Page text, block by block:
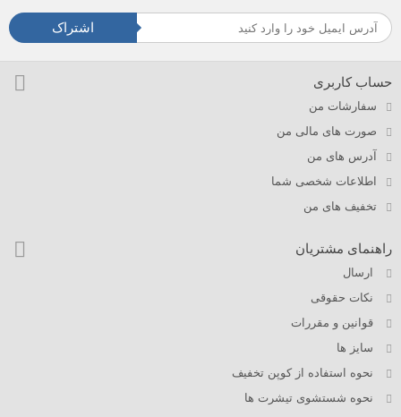
اشتراک
حساب کاربری
سفارشات من
صورت های مالی من
آدرس های من
اطلاعات شخصی شما
تخفیف های من
راهنمای مشتریان
ارسال
نکات حقوقی
قوانین و مقررات
سایز ها
نحوه استفاده از کوپن تخفیف
نحوه شستشوی تیشرت ها